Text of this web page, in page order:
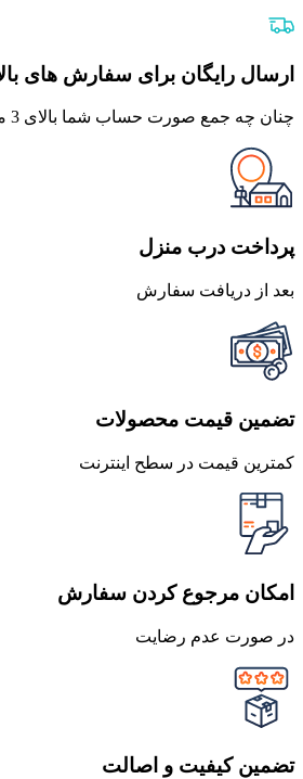
ارسال رایگان برای سفارش های بالای 3 میلیون
چنان چه جمع صورت حساب شما بالای 3 میلیون تومان شود هزینه پست برای شما به صورت رایگان محاصبه خواهد شد.
پرداخت درب منزل
بعد از دریافت سفارش
تضمین قیمت محصولات
کمترین قیمت در سطح اینترنت
امکان مرجوع کردن سفارش
در صورت عدم رضایت
تضمین کیفیت و اصالت